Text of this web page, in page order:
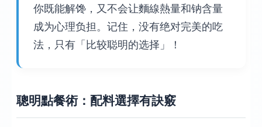
你既能解馋，又不会让麵線熱量和钠含量
成为心理负担。记住，没有绝对完美的吃
法，只有「比较聪明的选择」！
聰明點餐術：配料選擇有訣竅